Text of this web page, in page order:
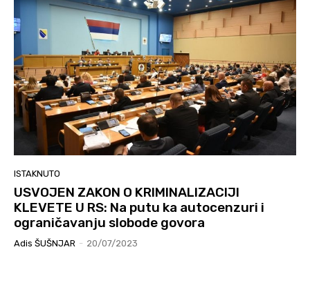
ISTAKNUTO
USVOJEN ZAKON O KRIMINALIZACIJI
KLEVETE U RS: Na putu ka autocenzuri i
ograničavanju slobode govora
Adis ŠUŠNJAR - 20/07/2023